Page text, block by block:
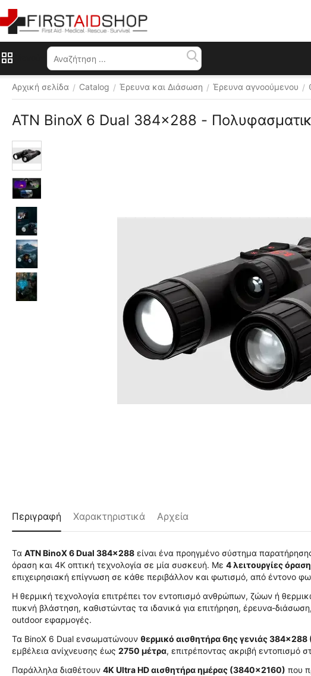
Αρχική σελίδα / Catalog / Έρευνα και Διάσωση / Έρευνα αγνοούμενου /
ATN BinoX 6 Dual
⛟
Δωρεάν
αποστολή
Περιγραφή Χαρακτηριστικά Αρχεία
Τα ATN BinoX 6 Dual 384x288 είναι ένα προηγμένο σύστημα
όραση και 4K οπτική τεχνολογία σε μία συσκευή. Με 4 λειτουργίες
επιχειρησιακή επίγνωση σε κάθε περιβάλλον και φωτισμό, από έντονο
Η θερμική τεχνολογία επιτρέπει τον εντοπισμό ανθρώπων, ζώων ή
πυκνή βλάστηση, καθιστώντας τα ιδανικά για επιτήρηση, έρευνα-
outdoor εφαρμογές.
Τα BinoX 6 Dual ενσωματώνουν θερμικό αισθητήρα 6ης γενιάς 384×288
εμβέλεια ανίχνευσης έως 2750 μέτρα, επιτρέποντας ακριβή εντοπισμό
Παράλληλα διαθέτουν 4K Ultra HD αισθητήρα ημέρας (3840×2160) που